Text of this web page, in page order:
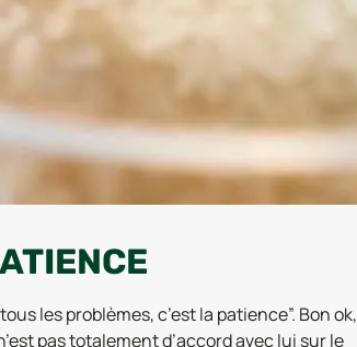
les problèmes, c’est la patience”. Bon ok,
pas totalement d’accord avec lui sur le